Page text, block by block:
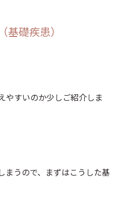
礎疾患）
やすいのか少しご紹介しま
まうので、まずはこうした基